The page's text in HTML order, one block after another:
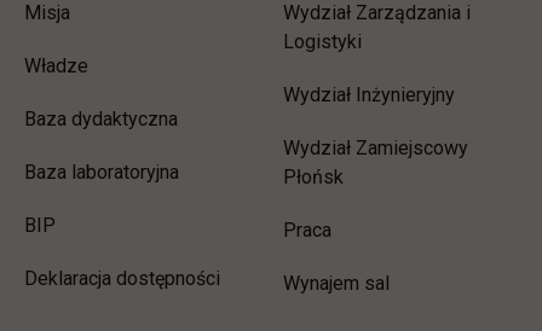
Misja
Władze
Baza dydaktyczna
Baza laboratoryjna
BIP link otwiera się w nowej karcie
Deklaracja dostępności
Wydział Zarządzania i
Logistyki
Wydział Inżynieryjny
Wydział Zamiejscowy
Płońsk
Praca
Wynajem sal